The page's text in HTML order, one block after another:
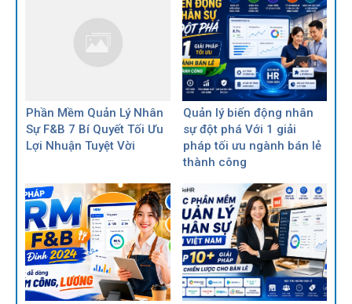
Phần Mềm Quản Lý Nhân
Sự F&B 7 Bí Quyết Tối Ưu
Lợi Nhuận Tuyệt Vời
Quản lý biến động nhân
sự đột phá Với 1 giải
pháp tối ưu ngành bán lẻ
thành công